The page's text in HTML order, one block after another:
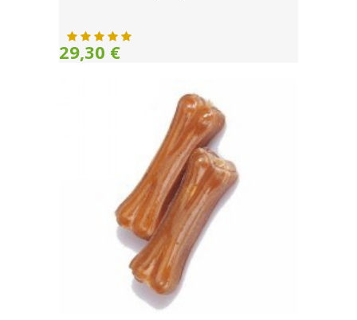
29,30 €